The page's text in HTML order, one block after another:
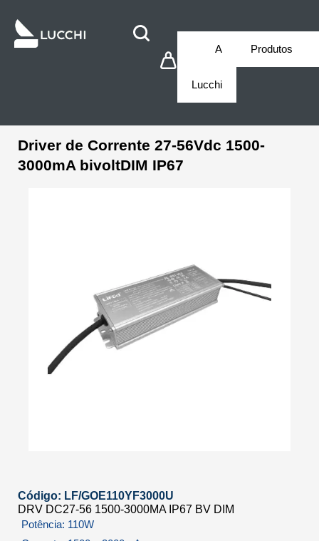
A
Lucchi
Produtos
Driver de Corrente 27-56Vdc 1500-
3000mA bivoltDIM IP67
Código: LF/GOE110YF3000U
DRV DC27-56 1500-3000MA IP67 BV DIM
Potência: 110W